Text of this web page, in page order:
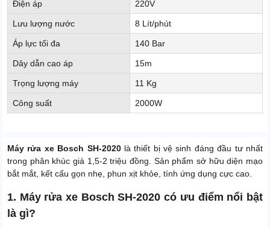
Điện áp 220V
Lưu lượng nước 8 Lít/phút
Áp lực tối đa 140 Bar
Dây dẫn cao áp 15m
Trọng lượng máy 11 Kg
Công suất 2000W
Máy rửa xe Bosch SH-2020là thiết bị vệ sinh đáng đầu tư nhất
trong phân khúc giá 1,5-2 triệu đồng. Sản phẩm sở hữu diện mạo
bắt mắt, kết cấu gọn nhẹ, phun xịt khỏe, tính ứng dụng cực cao.
1. Máy rửa xe Bosch SH-2020 có ưu điểm nổi bật
là gì?